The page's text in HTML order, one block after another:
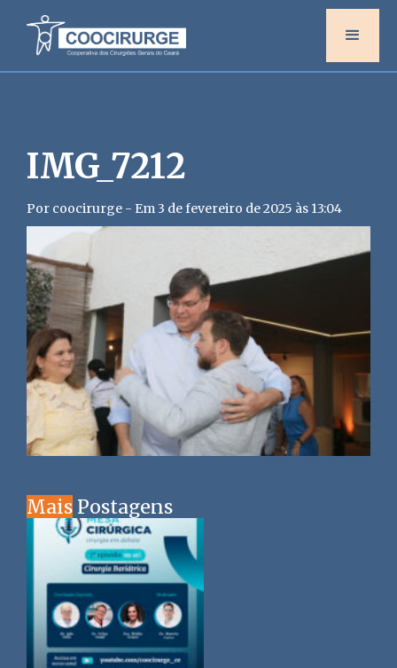
IMG_7212
Por coocirurge - Em 3 de fevereiro de 2025 às 13:04
Mais Postagens